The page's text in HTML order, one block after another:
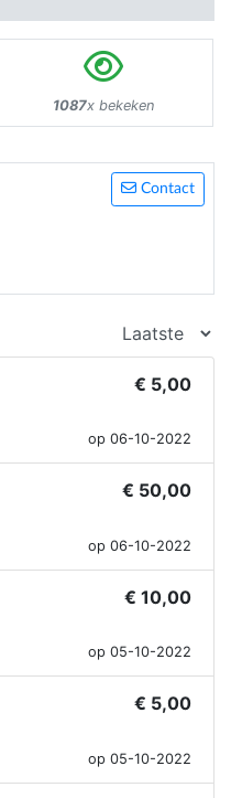
1087x bekeken
Contact
€ 5,00
op 06-10-2022
€ 50,00
op 06-10-2022
€ 10,00
op 05-10-2022
€ 5,00
op 05-10-2022